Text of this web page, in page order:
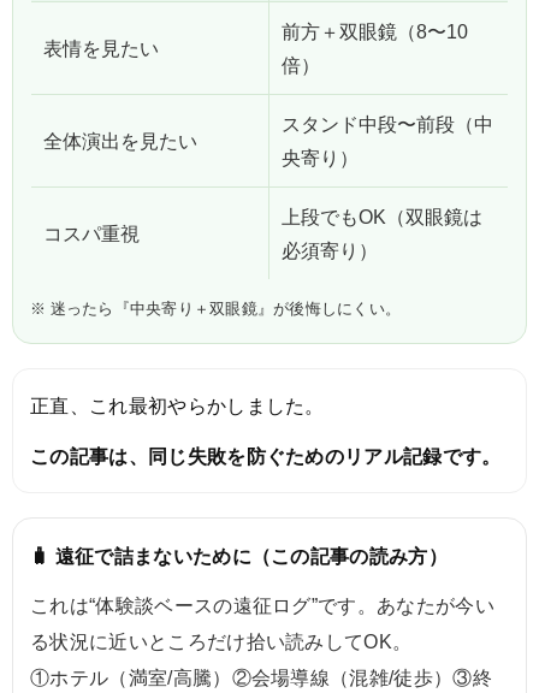
表情を見たい
前方＋双眼鏡（8〜10
倍）
全体演出を見たい
スタンド中段〜前段（中
央寄り）
コスパ重視
上段でもOK（双眼鏡は
必須寄り）
※ 迷ったら『中央寄り＋双眼鏡』が後悔しにくい。
正直、これ最初やらかしました。
この記事は、同じ失敗を防ぐためのリアル記録です。
🧳 遠征で詰まないために（この記事の読み方）
これは“体験談ベースの遠征ログ”です。あなたが今い
る状況に近いところだけ拾い読みしてOK。
①ホテル（満室/高騰）②会場導線（混雑/徒歩）③終